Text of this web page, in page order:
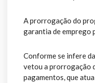
A prorrogação do
garantia de emprego
Conforme se infere
vetou a prorrogação
pagamentos, que